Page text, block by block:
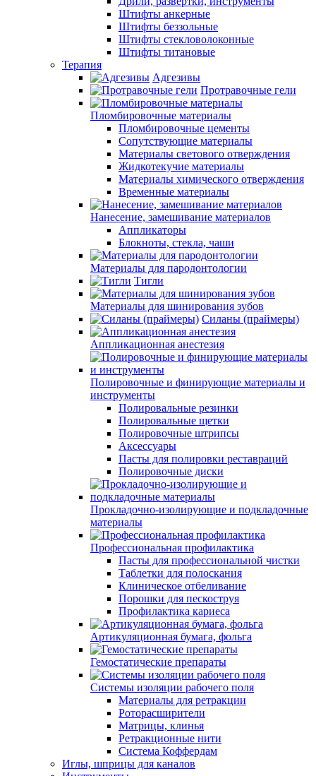
Штифты анкерные
Штифты беззольные
Штифты стекловолоконные
Штифты титановые
Терапия
Адгезивы
Протравочные гели
Пломбировочные материалы
Пломбировочные цементы
Сопутствующие материалы
Материалы светового отверждения
Жидкотекучие материалы
Материалы химического отверждения
Временные материалы
Нанесение, замешивание материалов
Аппликаторы
Блокноты, стекла, чаши
Материалы для пародонтологии
Тигли
Материалы для шинирования зубов
Силаны (праймеры)
Аппликационная анестезия
Полировочные и финирующие материалы и
инструменты
Полировальные резинки
Полировальные щетки
Полировочные штрипсы
Аксессуары
Пасты для полировки реставраций
Полировочные диски
Прокладочно-изолирующие и подкладочные
материалы
Профессиональная профилактика
Пасты для профессиональной чистки
Таблетки для полоскания
Клиническое отбеливание
Порошки для пескоструя
Профилактика кариеса
Артикуляционная бумага, фольга
Гемостатические препараты
Системы изоляции рабочего поля
Материалы для ретракции
Роторасширители
Матрицы, клинья
Ретракционные нити
Система Коффердам
Иглы, шприцы для каналов